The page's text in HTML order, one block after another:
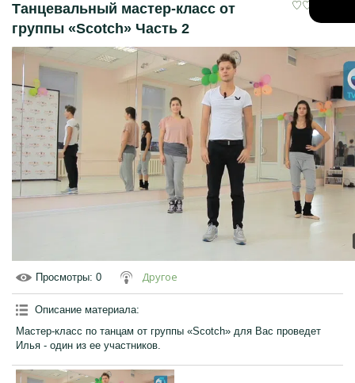
Танцевальный мастер-класс от
группы «Scotch» Часть 2
Просмотры: 0 Другое
Описание материала:
Мастер-класс по танцам от группы «Scotch» для Вас проведет
Илья - один из ее участников.